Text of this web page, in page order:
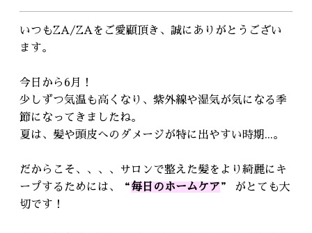
RECRUIT
いつもZA/ZAをご愛顧頂き、誠にありがとうござい
ます。
今日から6月！
少しずつ気温も高くなり、紫外線や湿気が気になる季
節になってきましたね。
夏は、髪や頭皮へのダメージが特に出やすい時期...。
だからこそ、、、、サロンで整えた髪をより綺麗にキ
ープするためには、“毎日のホームケア” がとても大
切です！